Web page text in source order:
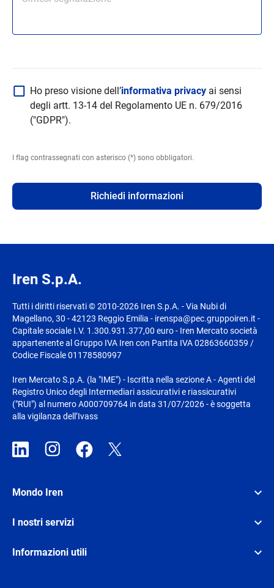
Ho preso visione dell’informativa privacy ai sensi
degli artt. 13-14 del Regolamento UE n. 679/2016
("GDPR").
I flag contrassegnati con asterisco (*) sono obbligatori.
Richiedi informazioni
Iren S.p.A.
Tutti i diritti riservati © 2010-2026 Iren S.p.A. - Via Nubi di
Magellano, 30 - 42123 Reggio Emilia - irenspa@pec.gruppoiren.it -
Capitale sociale I.V. 1.300.931.377,00 euro - Iren Mercato società
appartenente al Gruppo IVA Iren con Partita IVA 02863660359 /
Codice Fiscale 01178580997
Iren Mercato S.p.A. (la "IME") - Iscritta nella sezione A - Agenti del
Registro Unico degli Intermediari assicurativi e riassicurativi
("RUI") al numero A000709764 in data 31/07/2026 - è soggetta
alla vigilanza dell’Ivass
Mondo Iren
I nostri servizi
Informazioni utili